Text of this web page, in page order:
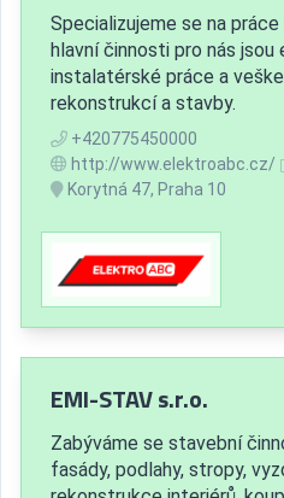
Specializujeme se na
hlavní činnosti pro nás
instalatérské práce a
rekonstrukcí a stavby.
+420775450000
http://www.elektroabc.cz/
Korytná 47, Praha 10
EMI-STAV s.r.o.
Zabýváme se stavební
fasády, podlahy, stropy,